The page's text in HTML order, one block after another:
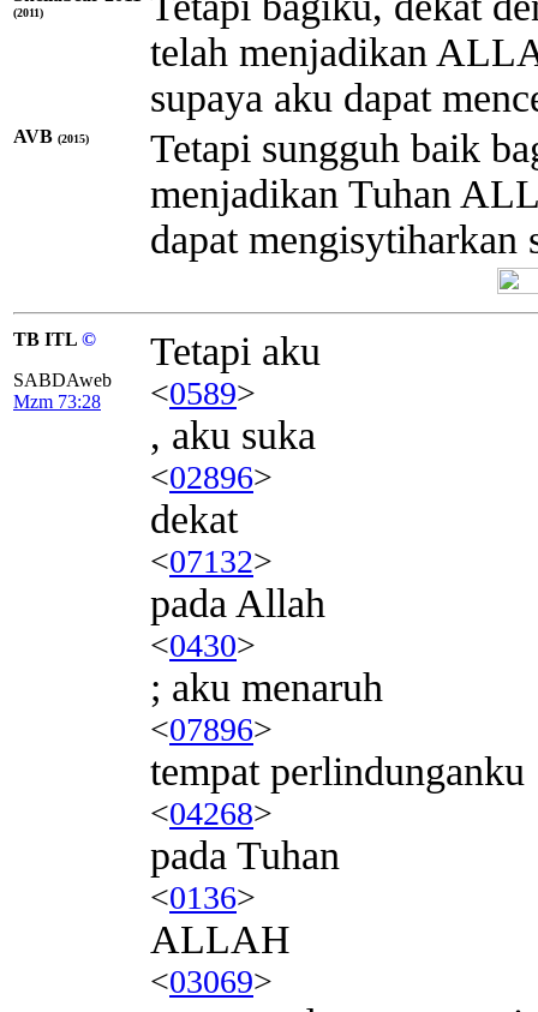
(2011)
telah menjadikan
supaya aku dapat
AVB (2015)
Tetapi sungguh baik
menjadikan Tuhan
dapat mengisytiharkan
TB ITL ©
SABDAweb
Mzm 73:28
Tetapi aku
<0589>
, aku suka
<02896>
dekat
<07132>
pada Allah
<0430>
; aku menaruh
<07896>
tempat perlindunganku
<04268>
pada Tuhan
<0136>
ALLAH
<03069>